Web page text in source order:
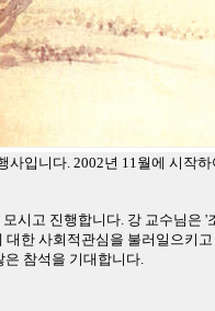
입니다. 2002년 11월에 시작
시고 진행합니다. 강 교수님
한 사회적관심을 불러일으키
참석을 기대합니다.